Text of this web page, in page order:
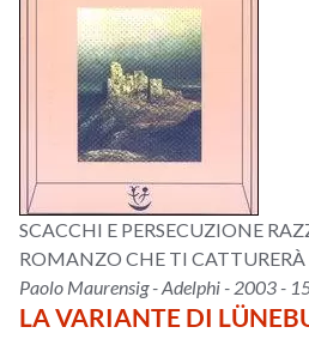
SCACCHI E PERSECUZIONE
ROMANZO CHE TI CATTURERÀ
Paolo Maurensig - Adelphi - 2003 -
LA VARIANTE DI